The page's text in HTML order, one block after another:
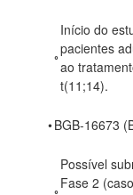
◦
Início do
pacientes
ao
t(11;14).
•BGB-16673
◦
Possível
Fase 2